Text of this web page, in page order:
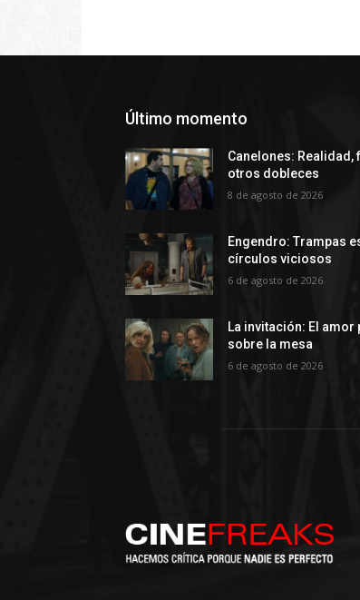
Último momento
Canelones: Realidad,
otros dobleces
8 de agosto de 2026
Engendro: Trampas
círculos viciosos
6 de agosto de 2026
La invitación: El amor
sobre la mesa
6 de agosto de 2026